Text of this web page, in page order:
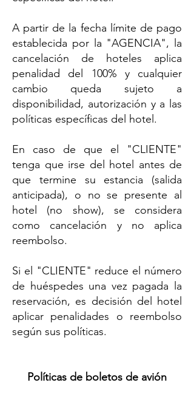
A partir de la fecha límite de pago
establecida por la "AGENCIA", la
cancelación de hoteles aplica
penalidad del 100% y cualquier
cambio queda sujeto a
disponibilidad, autorización y a las
políticas específicas del hotel.
En caso de que el "CLIENTE"
tenga que irse del hotel antes de
que termine su estancia (salida
anticipada), o no se presente al
hotel (no show), se considera
como cancelación y no aplica
reembolso.
Si el "CLIENTE" reduce el número
de huéspedes una vez pagada la
reservación, es decisión del hotel
aplicar penalidades o reembolso
según sus políticas.
Políticas de boletos de avión